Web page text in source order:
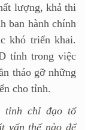
lượng, khả thi
ban hành chính
khó triển khai.
tỉnh trong việc
tháo gỡ những
cho tỉnh.
tỉnh chỉ đạo tổ
vấn thế nào để